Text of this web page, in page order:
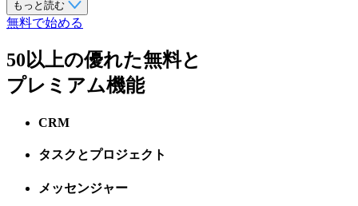
もっと読む
無料で始める
50以上の優れた無料と
プレミアム機能
CRM
タスクとプロジェクト
メッセンジャー